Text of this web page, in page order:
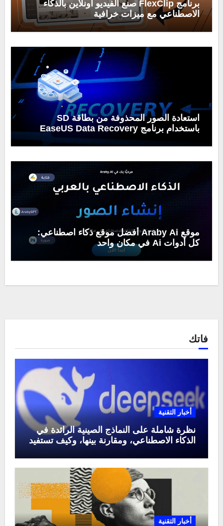
برنامج FlexClip صنع الفيديو اونلاين بالذكاء
الاصطناعي مع ميزات خرافية
استعادة الصور المحذوفة من بطاقة SD
باستخدام برنامج EaseUS Data Recovery
موقع Araby Ai أفضل موقع ذكاء اصطناعي:
كل أدوات Ai في مكان واحد
فاتك
أخبار التقنية
نظرة شاملة على النماذج الصينية الرائدة في
الذكاء الاصطناعي، ومقارنة بينها، وكيف تستفيد
أخبار التقنية